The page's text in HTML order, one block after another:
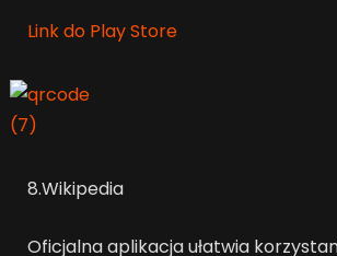
Link do Play Store
8.Wikipedia
Oficjalna aplikacja ułatwia